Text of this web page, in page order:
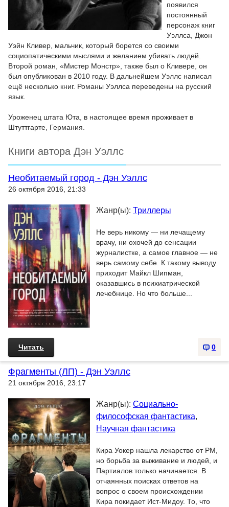
появился
постоянный
персонаж книг
Уэллса, Джон
Уэйн Кливер, мальчик, который борется со своими
социопатическими мыслями и желанием убивать людей.
Второй роман, «Мистер Монстр», также был о Кливере, он
был опубликован в 2010 году. В дальнейшем Уэллс написал
ещё несколько книг. Романы Уэллса переведены на русский
язык.
Уроженец штата Юта, в настоящее время проживает в
Штуттгарте, Германия.
Книги автора Дэн Уэллс
Необитаемый город - Дэн Уэллс
26 октября 2016, 21:33
Жанр(ы): Триллеры
Не верь никому — ни лечащему
врачу, ни охочей до сенсации
журналистке, а самое главное — не
верь самому себе. К такому выводу
приходит Майкл Шипман,
оказавшись в психиатрической
лечебнице. Но что больше...
0
Читать
Фрагменты (ЛП) - Дэн Уэллс
21 октября 2016, 23:17
Жанр(ы): Социально-
философская фантастика,
Научная фантастика
Кира Уокер нашла лекарство от РМ,
но борьба за выживание и людей, и
Партиалов только начинается. В
отчаянных поисках ответов на
вопрос о своем происхождении
Кира покидает Ист-Мидоу. То, что